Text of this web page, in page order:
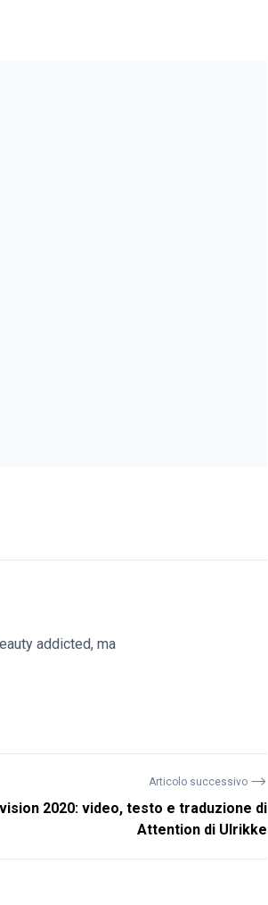
addicted, ma
Articolo successivo ⟶
2020: video, testo e traduzione di
Attention di Ulrikke